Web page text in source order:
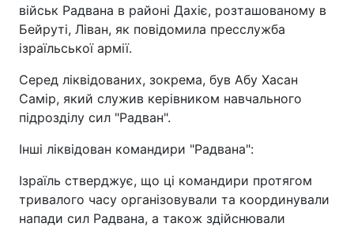
військ Радвана в районі Дахіє, розташованому в
Бейруті, Ліван, як повідомила пресслужба
ізраїльської армії.
Серед ліквідованих, зокрема, був Абу Хасан
Самір, який служив керівником навчального
підрозділу сил "Радван".
Інші ліквідован командири "Радвана":
Ізраїль стверджує, що ці командири протягом
тривалого часу організовували та координували
напади сил Радвана, а також здійснювали